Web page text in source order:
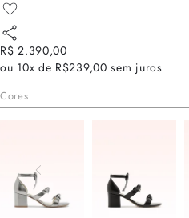
R$ 2.390,00
ou 10x de R$239,00 sem juros
Cores